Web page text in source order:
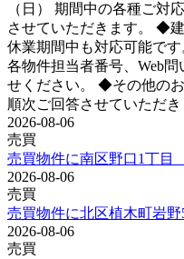
（日） 期間中の各種ご対
させていただきます。 ◆
休業期間中も対応可能です
各物件担当者番号、Web
せください。 ◆その他の
順次ご回答させていただき
2026-08-06
売買
売買物件に南区野口1丁目
2026-08-06
売買
売買物件に北区植木町岩野
2026-08-06
売買